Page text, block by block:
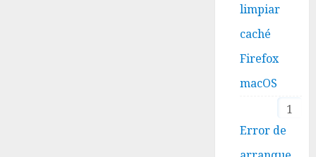
limpiar
caché
Firefox
macOS
1
Error de